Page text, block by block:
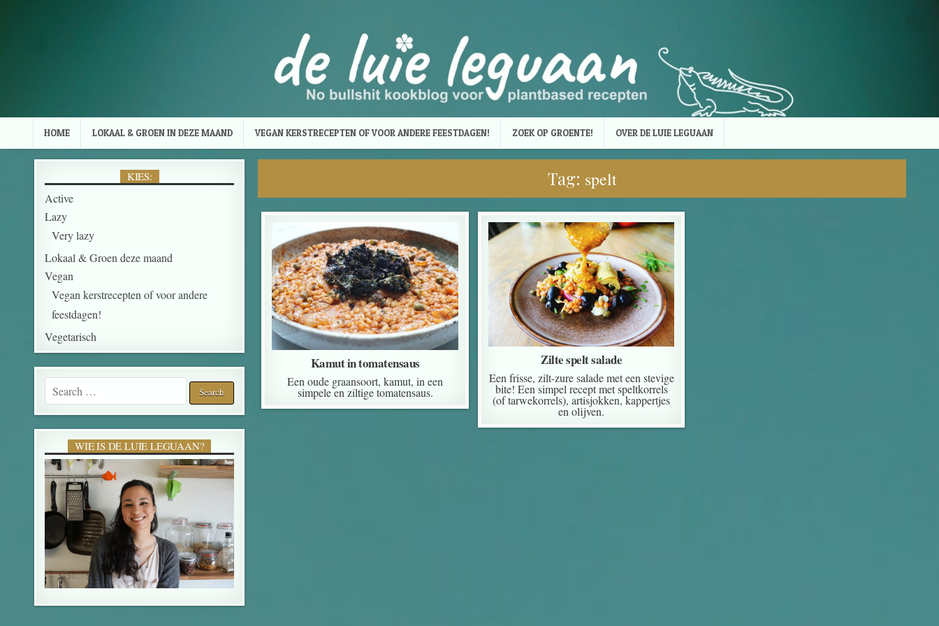
HOME LOKAAL & GROEN IN DEZE MAAND VEGAN KERSTRECEPTEN OF VOOR ANDERE FEESTDAGEN! ZOEK OP GROENTE! OVER DE LUIE LEGUAAN
Tag: spelt
Kamut in tomatensaus
Een oude graansoort, kamut, in een
simpele en ziltige tomatensaus.
Zilte spelt salade
Een frisse, zilt-zure salade met een stevige
bite! Een simpel recept met speltkorrels
(of tarwekorrels), artisjokken, kappertjes
en olijven.
KIES:
Active
Lazy
Very lazy
Lokaal & Groen deze maand
Vegan
Vegan kerstrecepten of voor andere
feestdagen!
Vegetarisch
Search for:
WIE IS DE LUIE LEGUAAN?